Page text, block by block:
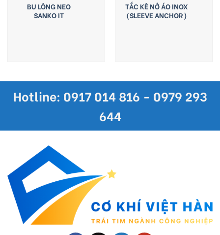
BU LÔNG NEO
SANKO IT
TẮC KÊ NỞ ÁO INOX
(SLEEVE ANCHOR)
Hotline: 0917 014 816 - 0979 293
644